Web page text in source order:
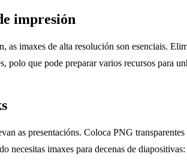
impresión
as imaxes de alta resolución son esenciais.
polo que pode preparar varios recursos para
as presentacións. Coloca PNG
necesitas imaxes para decenas de